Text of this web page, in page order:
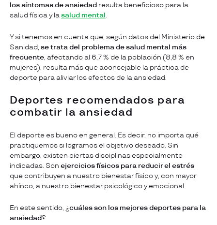
los síntomas de ansiedad resulta beneficioso para la
salud física y lasalud mental.
Y si tenemos en cuenta que, según datos del Ministerio de
Sanidad, se trata del problema de salud mental más
frecuente, afectando al 6,7 % de la población (8,8 % en
mujeres), resulta más que aconsejable la práctica de
deporte para aliviar los efectos de la ansiedad.
Deportes recomendados para
combatir la ansiedad
El deporte es bueno en general. Es decir, no importa qué
practiquemos si logramos el objetivo deseado. Sin
embargo, existen ciertas disciplinas especialmente
indicadas. Son ejercicios físicos para reducir el estrés
que contribuyen a nuestro bienestar físico y, con mayor
ahínco, a nuestro bienestar psicológico y emocional.
En este sentido, ¿cuáles son los mejores deportes para la
ansiedad?